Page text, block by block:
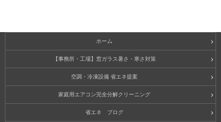
ホーム
【事務所・工場】窓ガラス暑さ・寒さ対策
空調・冷凍設備 省エネ提案
家庭用エアコン完全分解クリーニング
省エネ ブログ